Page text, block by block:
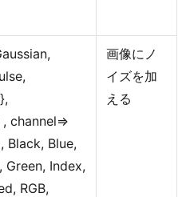
, channel=>
Black, Blue,
Green, Index,
RGB,
画像にノ
イズを加
える